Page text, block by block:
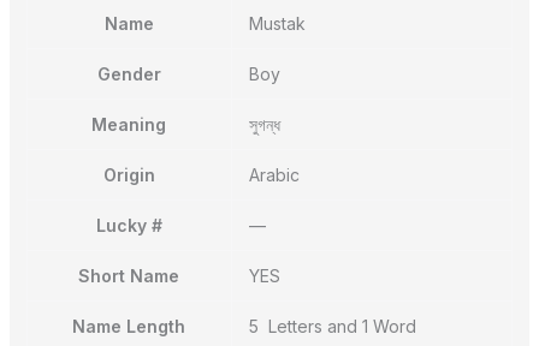
Name Mustak
Gender Boy
Meaning সুগন্ধ
Origin Arabic
Lucky # —
Short Name YES
Name Length 5 Letters and 1 Word